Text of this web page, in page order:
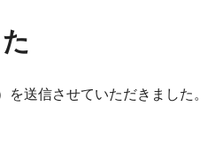
送信させていただきました。